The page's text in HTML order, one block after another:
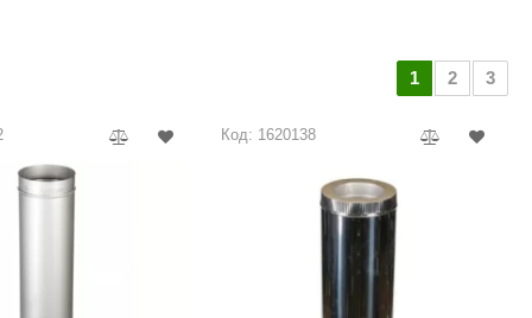
Руспанель
1 2 3
Код: 1620138